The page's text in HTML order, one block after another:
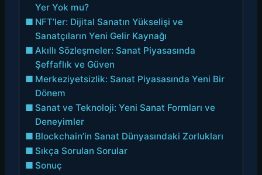
Yer Yok mu?
NFT’ler: Dijital Sanatın Yükselişi ve
Sanatçıların Yeni Gelir Kaynağı
Akıllı Sözleşmeler: Sanat Piyasasında
Şeffaflık ve Güven
Merkeziyetsizlik: Sanat Piyasasında Yeni Bir
Dönem
Sanat ve Teknoloji: Yeni Sanat Formları ve
Deneyimler
Blockchain’in Sanat Dünyasındaki Zorlukları
Sıkça Sorulan Sorular
Sonuç